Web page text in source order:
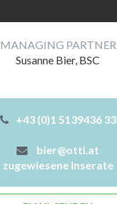
MANAGING PARTNER
Susanne Bier, BSC
+43 (0)1 5139436 33
bier@otti.at
zugewiesene Inserate